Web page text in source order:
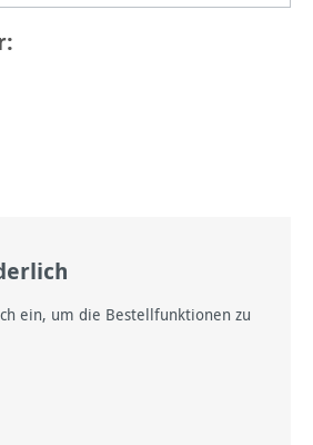
ein, um die Bestellfunktionen zu